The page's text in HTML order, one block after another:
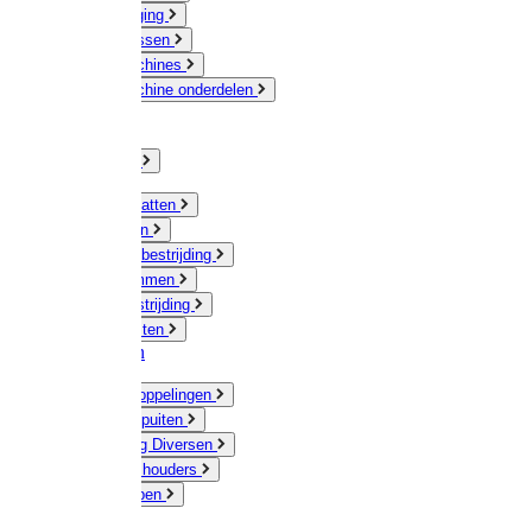
Veeverzorging
Scheermessen
Scheermachines
Scheermachine onderdelen
Muizen / Ratten
Drukspuiten
Ongediertebestrijding
Mollenklemmen
Onkruidbestrijding
Vliegenkasten
Meststoffen
Messing koppelingen
Gieters / Spuiten
Besproeiing Diversen
Slangen & houders
Waterpompen